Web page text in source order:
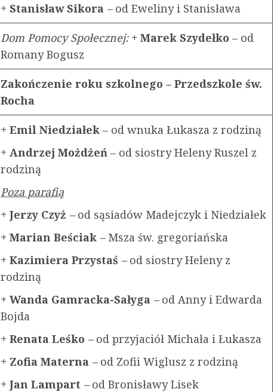
+ Stanisław Sikora –od Eweliny i Stanisława
Dom Pomocy Społecznej: + Marek Szydełko – od
Romany Bogusz
Zakończenie roku szkolnego – Przedszkole św.
Rocha
+ Emil Niedziałek – od wnuka Łukasza z rodziną
+ Andrzej Możdżeń – od siostry Heleny Ruszel z
rodziną
Poza parafią
+ Jerzy Czyż –od sąsiadów Madejczyk i Niedziałek
+ Marian Beściak –Msza św. gregoriańska
+ Kazimiera Przystaś –od siostry Heleny z
rodziną
+ Wanda Gamracka-Sałyga –od Anny i Edwarda
Bojda
+ Renata Leśko –od przyjaciół Michała i Łukasza
+ Zofia Materna –od Zofii Wiglusz z rodziną
+ Jan Lampart –od Bronisławy Lisek